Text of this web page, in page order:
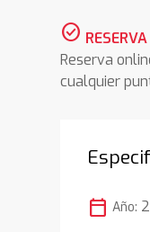
check_circle
Reserva
cualquier
calendar_today Año: